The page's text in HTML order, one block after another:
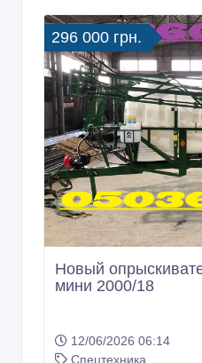
296 000 грн.
Новый
мини 2000/18
12/06/2026 06:14
Спецтехника